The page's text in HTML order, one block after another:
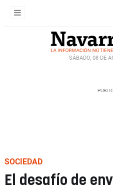
SÁBADO, 08 DE
SOCIEDAD
El desafío de